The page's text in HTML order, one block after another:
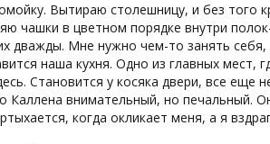
Вытираю столешницу, и без того
чашки в цветном порядке внутри
дважды. Мне нужно чем-то занять
наша кухня. Одно из главных мест,
Становится у косяка двери, все еще
Каллена внимательный, но печальный.
когда окликает меня, а я